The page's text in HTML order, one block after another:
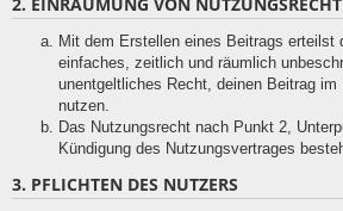
Mit dem Erstellen eines Beitrags erteilst
einfaches, zeitlich und räumlich
unentgeltliches Recht, deinen Beitrag
nutzen.
Das Nutzungsrecht nach Punkt 2,
Kündigung des Nutzungsvertrages
3. PFLICHTEN DES NUTZERS